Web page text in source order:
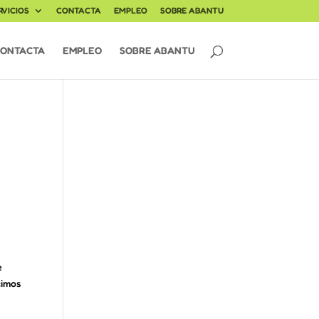
CONTACTA EMPLEO SOBRE ABANTU
EMPLEO SOBRE ABANTU